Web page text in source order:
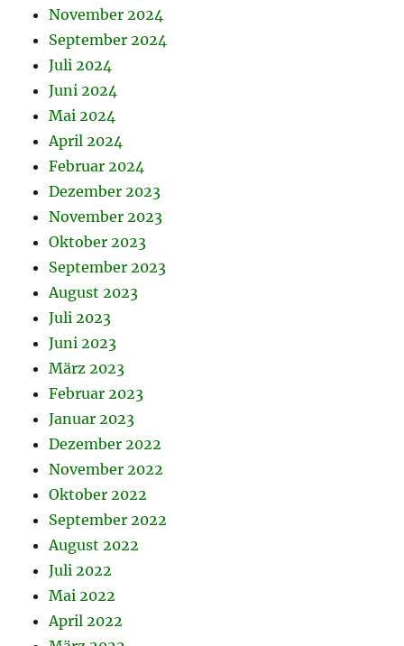
November 2024
September 2024
Juli 2024
Juni 2024
Mai 2024
April 2024
Februar 2024
Dezember 2023
November 2023
Oktober 2023
September 2023
August 2023
Juli 2023
Juni 2023
März 2023
Februar 2023
Januar 2023
Dezember 2022
November 2022
Oktober 2022
September 2022
August 2022
Juli 2022
Mai 2022
April 2022